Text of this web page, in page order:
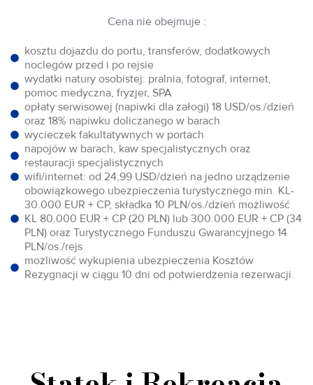
Cena nie obejmuje :
kosztu dojazdu do portu, transferów, dodatkowych
noclegów przed i po rejsie
wydatki natury osobistej: pralnia, fotograf, internet,
pomoc medyczna, fryzjer, SPA
opłaty serwisowej (napiwki dla załogi) 18 USD/os./dzień
oraz 18% napiwku doliczanego w barach
wycieczek fakultatywnych w portach
napojów w barach, kaw specjalistycznych oraz
restauracji specjalistycznych
wifi/internet: od 24,99 USD/dzień na jedno urządzenie
obowiązkowego ubezpieczenia turystycznego min. KL-
30.000 EUR + CP, składka 10 PLN/os./dzień możliwość
KL 80.000 EUR + CP (20 PLN) lub 300.000 EUR + CP (34
PLN) oraz Turystycznego Funduszu Gwarancyjnego 14
PLN/os./rejs
możliwość wykupienia ubezpieczenia Kosztów
Rezygnacji w ciągu 10 dni od potwierdzenia rezerwacji.